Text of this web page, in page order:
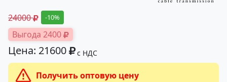
24000 -10%
Выгода 2400
Цена: 21600 с НДС
Получить оптовую цену